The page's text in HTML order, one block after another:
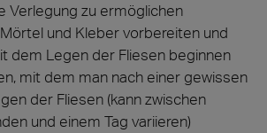
Verlegung zu ermöglichen
und Kleber vorbereiten und
dem Legen der Fliesen beginnen
mit dem man nach einer gewissen
der Fliesen (kann zwischen
und einem Tag variieren)